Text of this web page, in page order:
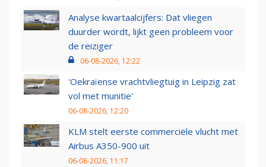
Analyse kwartaalcijfers: Dat vliegen
duurder wordt, lijkt geen probleem voor
de reiziger
06-08-2026, 12:22
'Oekraïense vrachtvliegtuig in Leipzig zat
vol met munitie'
06-08-2026, 12:20
KLM stelt eerste commerciële vlucht met
Airbus A350-900 uit
06-08-2026, 11:17